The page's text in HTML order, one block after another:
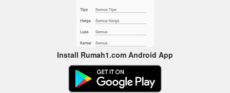
Install Rumah1.com Android App